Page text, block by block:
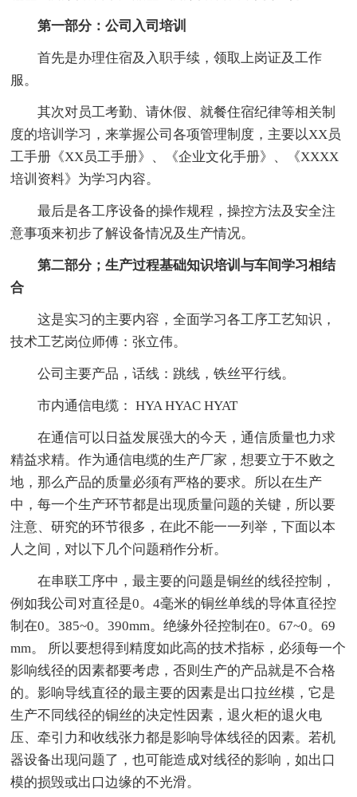
第一部分：公司入司培训
首先是办理住宿及入职手续，领取上岗证及工作
服。
其次对员工考勤、请休假、就餐住宿纪律等相关制
度的培训学习，来掌握公司各项管理制度，主要以XX员
工手册《XX员工手册》、《企业文化手册》、《XXXX
培训资料》为学习内容。
最后是各工序设备的操作规程，操控方法及安全注
意事项来初步了解设备情况及生产情况。
第二部分；生产过程基础知识培训与车间学习相结
合
这是实习的主要内容，全面学习各工序工艺知识，
技术工艺岗位师傅：张立伟。
公司主要产品，话线：跳线，铁丝平行线。
市内通信电缆： HYA HYAC HYAT
在通信可以日益发展强大的今天，通信质量也力求
精益求精。作为通信电缆的生产厂家，想要立于不败之
地，那么产品的质量必须有严格的要求。所以在生产
中，每一个生产环节都是出现质量问题的关键，所以要
注意、研究的环节很多，在此不能一一列举，下面以本
人之间，对以下几个问题稍作分析。
在串联工序中，最主要的问题是铜丝的线径控制，
例如我公司对直径是0。4毫米的铜丝单线的导体直径控
制在0。385~0。390mm。绝缘外径控制在0。67~0。69
mm。 所以要想得到精度如此高的技术指标，必须每一个
影响线径的因素都要考虑，否则生产的产品就是不合格
的。影响导线直径的最主要的因素是出口拉丝模，它是
生产不同线径的铜丝的决定性因素，退火柜的退火电
压、牵引力和收线张力都是影响导体线径的因素。若机
器设备出现问题了，也可能造成对线径的影响，如出口
模的损毁或出口边缘的不光滑。